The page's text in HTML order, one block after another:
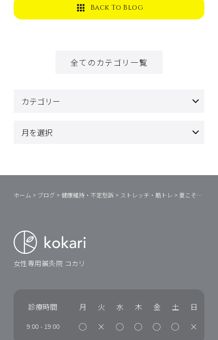
Back To Blog
全てのカテゴリ一覧
ホーム > ブログ >健康維持・不定愁訴 > ストレッチ・筋トレ > 夏こそ発汗も大切
女性専用鍼灸院 コカリ
診療時間 月 火 水 木 金 土 日
9:00 - 19:00 ◯ × ◯ ◯ ◯ ◯ ×